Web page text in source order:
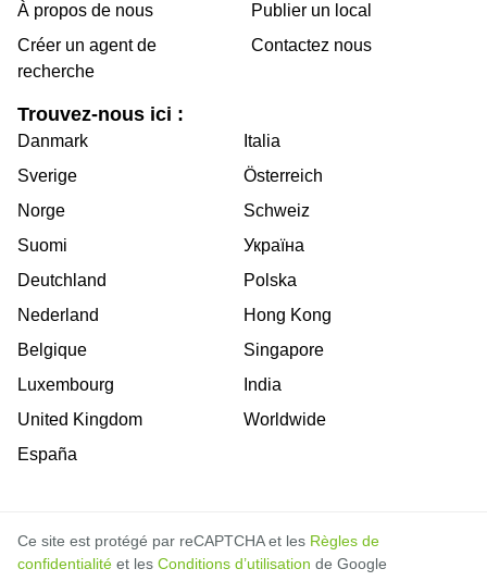
À propos de nous
Créer un agent de
recherche
Publier un local
Contactez nous
Trouvez-nous ici :
Danmark
Sverige
Norge
Suomi
Deutchland
Nederland
Belgique
Luxembourg
United Kingdom
España
Italia
Österreich
Schweiz
Україна
Polska
Hong Kong
Singapore
India
Worldwide
Ce site est protégé par reCAPTCHA et les Règles de
confidentialité et les Conditions d’utilisation de Google